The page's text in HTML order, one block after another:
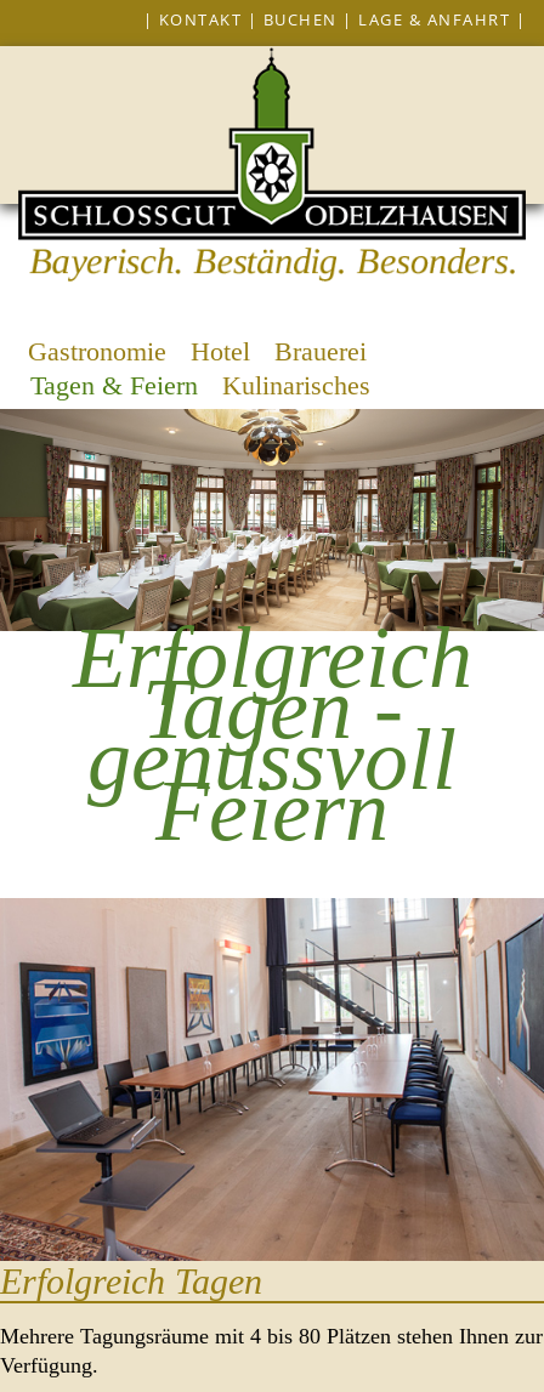
| KONTAKT | BUCHEN | LAGE & ANFAHRT |
Gastronomie Hotel
Brauerei
Tagen & Feiern
Kulinarisches
Erfolgreich
Tagen -
genussvoll
Feiern
Erfolgreich Tagen
Mehrere Tagungsräume mit 4 bis 80 Plätzen stehen Ihnen zur
Verfügung.